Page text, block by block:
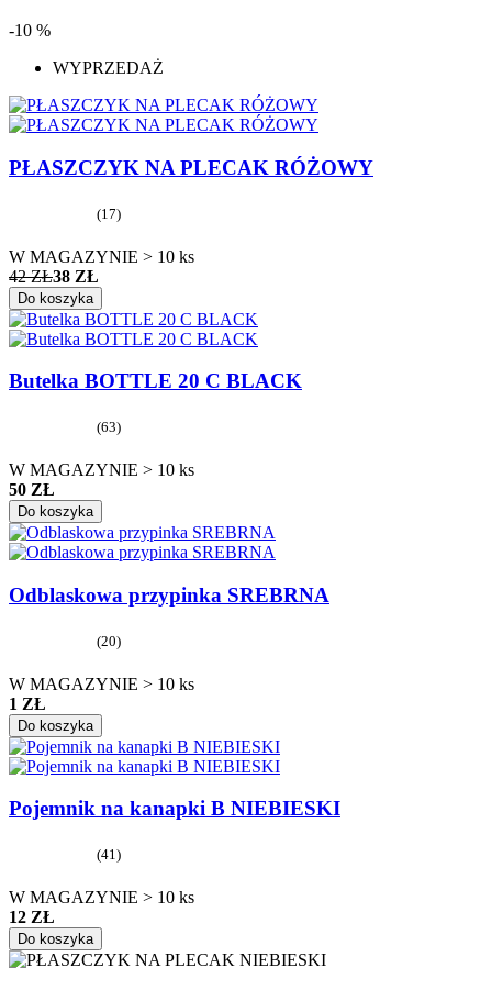
-10 %
WYPRZEDAŻ
PŁASZCZYK NA PLECAK RÓŻOWY
(17)
W MAGAZYNIE > 10 ks
42 ZŁ38 ZŁ
Do koszyka
Butelka BOTTLE 20 C BLACK
(63)
W MAGAZYNIE > 10 ks
50 ZŁ
Do koszyka
Odblaskowa przypinka SREBRNA
(20)
W MAGAZYNIE > 10 ks
1 ZŁ
Do koszyka
Pojemnik na kanapki B NIEBIESKI
(41)
W MAGAZYNIE > 10 ks
12 ZŁ
Do koszyka